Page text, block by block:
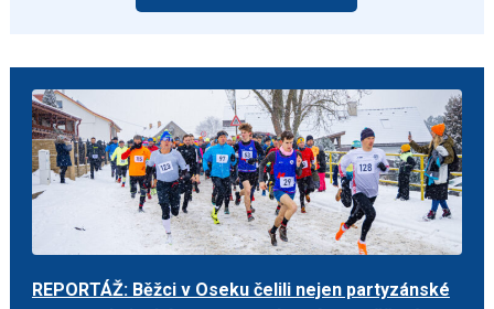
REPORTÁŽ: Běžci v Oseku čelili nejen partyzánské